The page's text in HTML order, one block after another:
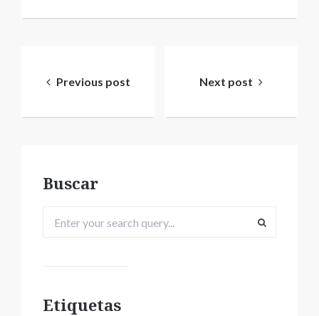
entradas
Previous post Next post
Buscar
Etiquetas